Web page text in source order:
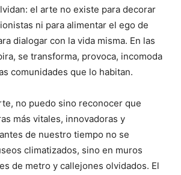
el arte no existe para decorar
ni para alimentar el ego de
dialogar con la vida misma. En las
se transforma, provoca, incomoda
comunidades que lo habitan.
no puedo sino reconocer que
más vitales, innovadoras y
de nuestro tiempo no se
climatizados, sino en muros
de metro y callejones olvidados. El